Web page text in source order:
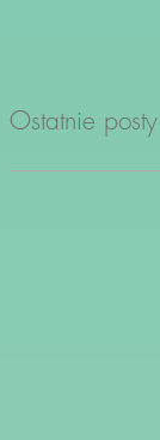
Ostatnie posty